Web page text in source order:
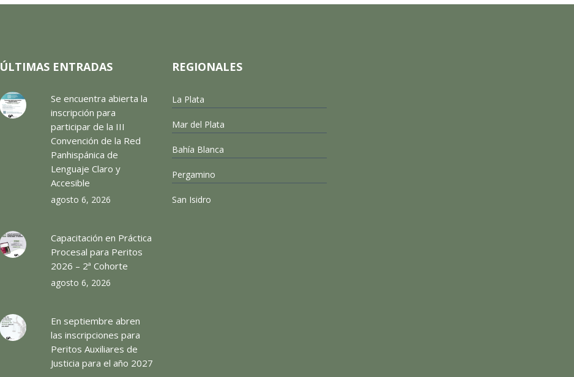
ÚLTIMAS ENTRADAS
Se encuentra abierta la
inscripción para
participar de la III
Convención de la Red
Panhispánica de
Lenguaje Claro y
Accesible
agosto 6, 2026
Capacitación en Práctica
Procesal para Peritos
2026 – 2ª Cohorte
agosto 6, 2026
En septiembre abren
las inscripciones para
Peritos Auxiliares de
Justicia para el año 2027
REGIONALES
La Plata
Mar del Plata
Bahía Blanca
Pergamino
San Isidro